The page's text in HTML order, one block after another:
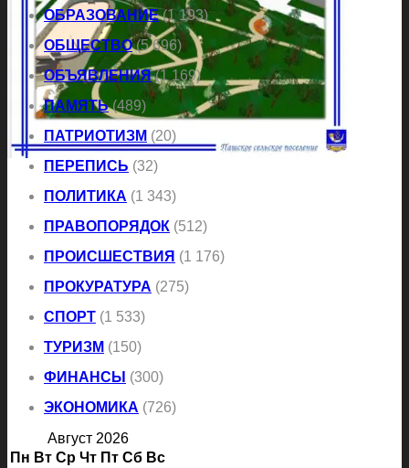
ОБРАЗОВАНИЕ(1 193)
ОБЩЕСТВО(5 696)
ОБЪЯВЛЕНИЯ(1 169)
ПАМЯТЬ(489)
ПАТРИОТИЗМ (20)
ПЕРЕПИСЬ (32)
ПОЛИТИКА (1 343)
ПРАВОПОРЯДОК (512)
ПРОИСШЕСТВИЯ (1 176)
ПРОКУРАТУРА (275)
СПОРТ (1 533)
ТУРИЗМ (150)
ФИНАНСЫ (300)
ЭКОНОМИКА (726)
Август 2026
Пн Вт Ср Чт Пт Сб Вс